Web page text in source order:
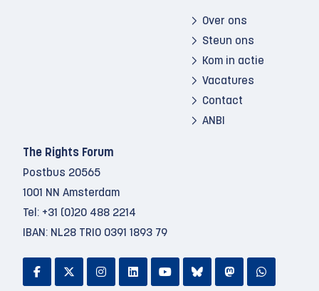
Over ons
Steun ons
Kom in actie
Vacatures
Contact
ANBI
The Rights Forum
Postbus 20565
1001 NN Amsterdam
Tel: +31 (0)20 488 2214
IBAN: NL28 TRIO 0391 1893 79